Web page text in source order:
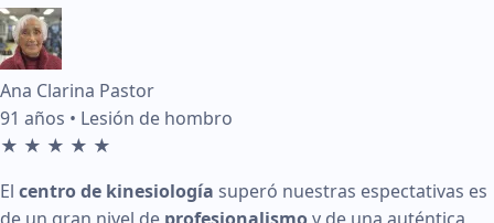
Centro de kinesiología en La Reina: reseñas y
Testimonios de pacientes del centro de
Reseña de Ana Clarina Pastor en KinesicWork
Edad: 91 años
Condición tratada:Lesión de hombro
Ana Clarina Pastor
91 años • Lesión de hombro
★ ★ ★ ★ ★
El centro de kinesiología superó nuestras espectativas es
de un gran nivel de profesionalismoy de una auténtica